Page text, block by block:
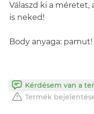
Válaszd ki a méretet,
is neked!
Body anyaga: pamut!
Kérdésem van a
Termék